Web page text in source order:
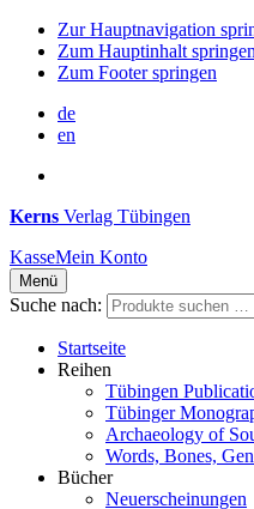
Zur Hauptnavigation
Zum Hauptinhalt springen
Zum Footer springen
de
en
Kerns Verlag Tübingen
KasseMein Konto
Menü
Suche nach:
Startseite
Reihen
Tübingen
Tübinger
Archaeology of
Words, Bones,
Bücher
Neuerscheinungen